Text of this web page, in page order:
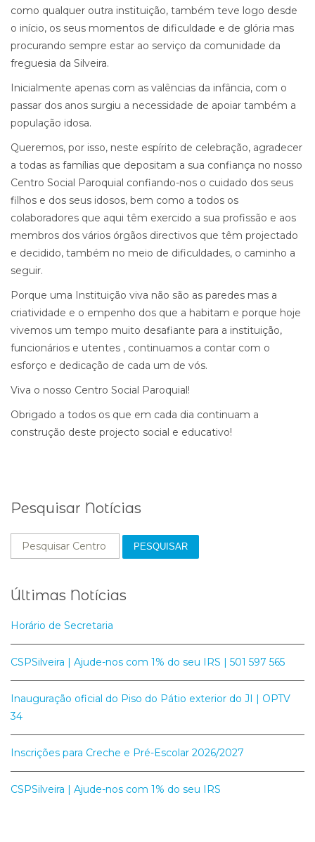
como qualquer outra instituição, também teve logo desde
o início, os seus momentos de dificuldade e de glória mas
procurando sempre estar ao serviço da comunidade da
freguesia da Silveira.
Inicialmente apenas com as valências da infância, com o
passar dos anos surgiu a necessidade de apoiar também a
população idosa.
Queremos, por isso, neste espírito de celebração, agradecer
a todas as famílias que depositam a sua confiança no nosso
Centro Social Paroquial confiando-nos o cuidado dos seus
filhos e dos seus idosos, bem como a todos os
colaboradores que aqui têm exercido a sua profissão e aos
membros dos vários órgãos directivos que têm projectado
e decidido, também no meio de dificuldades, o caminho a
seguir.
Porque uma Instituição viva não são as paredes mas a
criatividade e o empenho dos que a habitam e porque hoje
vivemos um tempo muito desafiante para a instituição,
funcionários e utentes , continuamos a contar com o
esforço e dedicação de cada um de vós.
Viva o nosso Centro Social Paroquial!
Obrigado a todos os que em cada dia continuam a
construção deste projecto social e educativo!
Pesquisar Notícias
PESQUISAR
Últimas Notícias
Horário de Secretaria
CSPSilveira | Ajude-nos com 1% do seu IRS | 501 597 565
Inauguração oficial do Piso do Pátio exterior do JI | OPTV
34
Inscrições para Creche e Pré-Escolar 2026/2027
CSPSilveira | Ajude-nos com 1% do seu IRS